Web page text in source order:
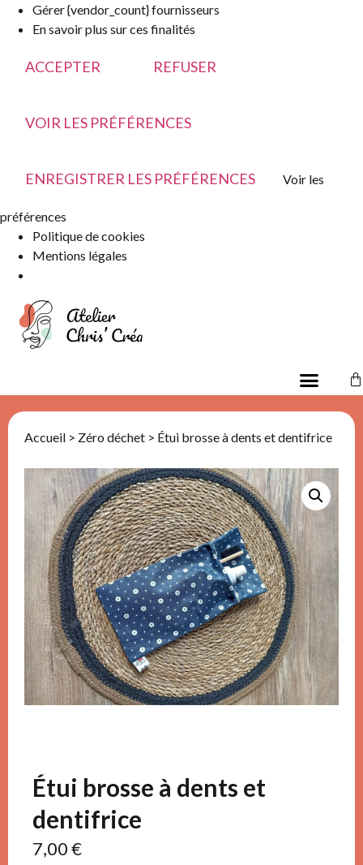
Gérer {vendor_count} fournisseurs
En savoir plus sur ces finalités
ACCEPTER REFUSER
VOIR LES PRÉFÉRENCES
ENREGISTRER LES PRÉFÉRENCES Voir les
préférences
Politique de cookies
Mentions légales
Accueil > Zéro déchet > Étui brosse à dents et dentifrice
Étui brosse à dents et
dentifrice
7,00€